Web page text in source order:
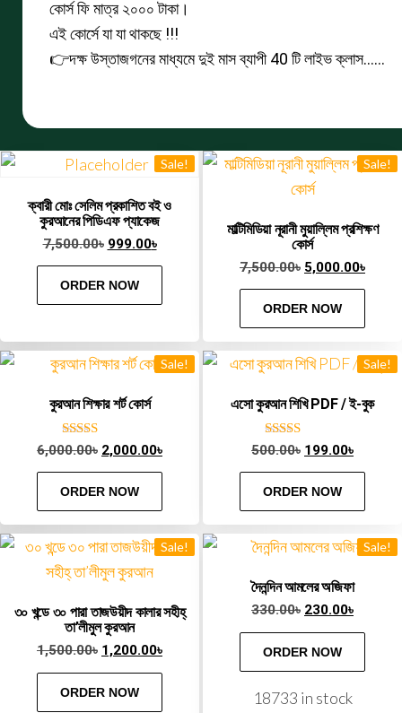
কোর্স ফি মাত্র ২০০০ টাকা।
এই কোর্সে যা যা থাকছে !!!
👉দক্ষ উস্তাজগনের মাধ্যমে দুই মাস ব্যাপী 40 টি লাইভ ক্লাস……
Sale!
ক্বারী মোঃ সেলিম প্রকাশিত বই ও
কুরআনের পিডিএফ প্যাকেজ
7,500.00৳ 999.00৳
ORDER NOW
Sale!
মাল্টিমিডিয়া নূরানী মুয়াল্লিম প্রশিক্ষণ
কোর্স
7,500.00৳ 5,000.00৳
ORDER NOW
Sale!
কুরআন শিক্ষার শর্ট কোর্স
Rated
5.00
out of 5
6,000.00৳ 2,000.00৳
ORDER NOW
Sale!
এসো কুরআন শিখি PDF / ই-বুক
Rated
5.00
out of 5
500.00৳ 199.00৳
ORDER NOW
Sale!
৩০ খন্ডে ৩০ পারা তাজউয়ীদ কালার সহীহ্
তা’লীমুল কুরআন
1,500.00৳ 1,200.00৳
ORDER NOW
Sale!
দৈনন্দিন আমলের অজিফা
330.00৳ 230.00৳
ORDER NOW
18733 in stock